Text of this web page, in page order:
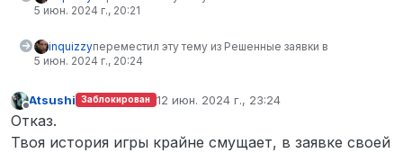
5 июн. 2024 г., 20:21
inquizzyпереместил эту тему из Решенные заявки в
5 июн. 2024 г., 20:24
Не в сети
Atsushi Заблокирован 12 июн. 2024 г., 23:24
отредактировано
Отказ.
Твоя история игры крайне смущает, в заявке своей